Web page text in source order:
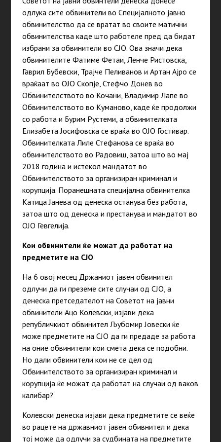
одлука сите обвинители во Специјалното јавно
обвинителство да се вратат во своите матични
обвинителства каде што работеле пред да бидат
избрани за обвинители во СЈО. Ова значи дека
обвинителите Фатиме Фетаи, Ленче Ристовска,
Гаврил Бубевски, Трајче Пеливанов и Артан Ајро се
враќаат во ОЈО Скопје, Стефчо Донев во
Обвинителството во Кочани, Владимир Лапе во
Обвинителството во Куманово, каде ќе продолжи
со работа и Бурим Рустеми, а обвинителката
Елизабета Јосифовска се враќа во ОЈО Гостивар.
Обвинителката Лиле Стефанова се враќа во
обвинителството во Радовиш, затоа што во мај
2018 година и истекол мандатот во
Обвинителството за организиран криминал и
корупција. Поранешната специјална обвинителка
Катица Јанева од денеска останува без работа,
затоа што од денеска и престанува и мандатот во
ОЈО Гевгелија.
Кои обвинители ќе можат да работат на
предметите на СЈО
На 6 овој месец Држаниот јавен обвинител
одлучи да ги преземе сите случаи од СЈО, а
денеска претседателот на Советот на јавни
обвинители Ацо Колевски, изјави дека
републичкиот обвинител Љубомир Јовески ќе
може предметите на СЈО да ги предаде за работа
на оние обвинители кои смета дека се подобни.
Но дали обвинители кои не се дел од
Обвинителството за организиран криминал и
корупција ќе можат да работат на случаи од ваков
калибар?
Колевски денеска изјави дека предметите се веќе
во рацете на државниот јавен обивнител и дека
тој може да одлучи за судбината на предметите